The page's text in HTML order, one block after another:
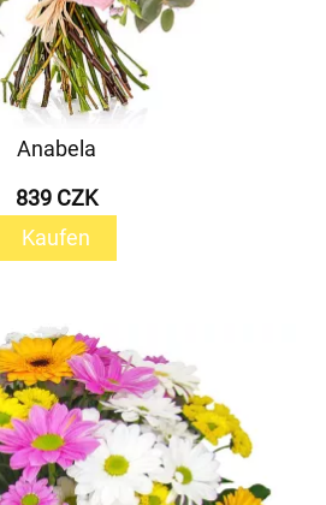
Anabela
839 CZK
Kaufen